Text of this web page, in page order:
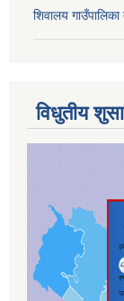
शिवालय
विधुतीय